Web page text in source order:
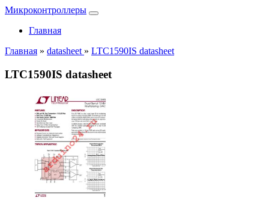
Микроконтроллеры
Главная
Главная » datasheet » LTC1590IS datasheet
LTC1590IS datasheet